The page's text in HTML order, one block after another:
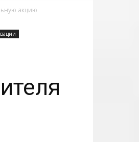
акцию